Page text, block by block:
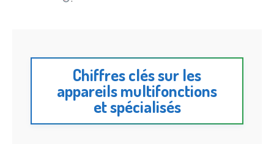
Chiffres clés sur les
appareils multifonctions
et spécialisés